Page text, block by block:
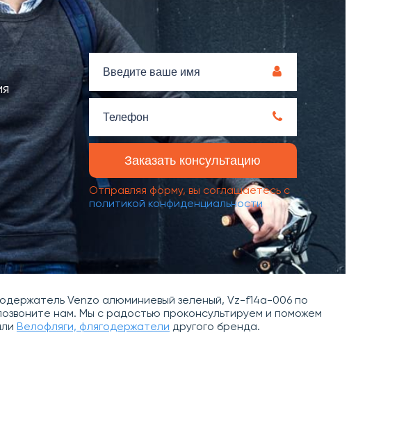
Отправляя форму, вы соглашаетесь с
политикой конфиденциальности
Venzo алюминиевый зеленый, Vz-f14a-006 по
нам. Мы с радостью проконсультируем и поможем
Велофляги, флягодержатели другого бренда.